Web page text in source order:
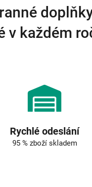
a
c
í
p
p
i
u
v každém
Rychlé odeslání
95 % zboží skladem